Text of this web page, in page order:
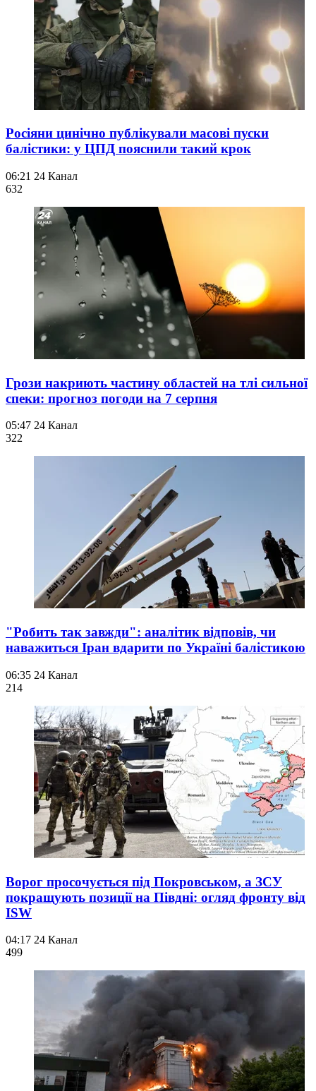
Росіяни цинічно публікували масові пуски
балістики: у ЦПД пояснили такий крок
06:21 24 Канал
632
Грози накриють частину областей на тлі сильної
спеки: прогноз погоди на 7 серпня
05:47 24 Канал
322
"Робить так завжди": аналітик відповів, чи
наважиться Іран вдарити по Україні балістикою
06:35 24 Канал
214
Ворог просочується під Покровськом, а ЗСУ
покращують позиції на Півдні: огляд фронту від
ISW
04:17 24 Канал
499